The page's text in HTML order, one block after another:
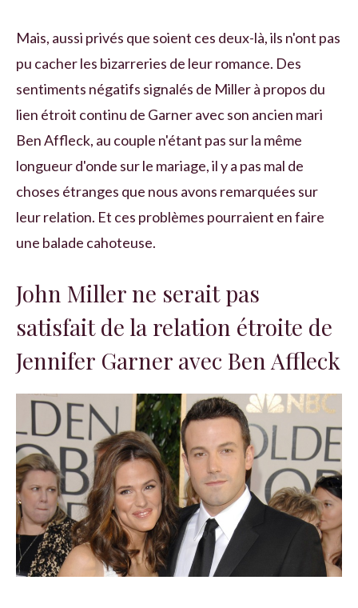
Mais, aussi privés que soient ces deux-là, ils n'ont pas
pu cacher les bizarreries de leur romance. Des
sentiments négatifs signalés de Miller à propos du
lien étroit continu de Garner avec son ancien mari
Ben Affleck, au couple n'étant pas sur la même
longueur d'onde sur le mariage, il y a pas mal de
choses étranges que nous avons remarquées sur
leur relation. Et ces problèmes pourraient en faire
une balade cahoteuse.
John Miller ne serait pas
satisfait de la relation étroite de
Jennifer Garner avec Ben Affleck